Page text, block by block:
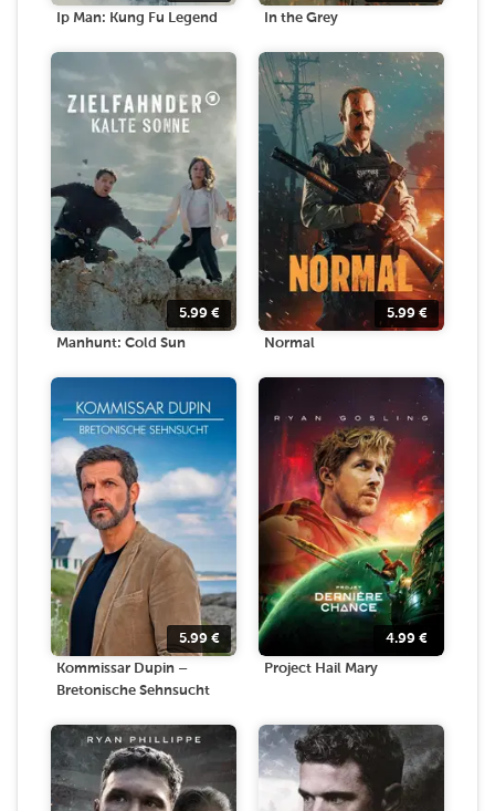
Ip Man: Kung Fu Legend In the Grey
5.99 €
Manhunt: Cold Sun
5.99 €
Normal
5.99 €
Kommissar Dupin –
Bretonische Sehnsucht
4.99 €
Project Hail Mary